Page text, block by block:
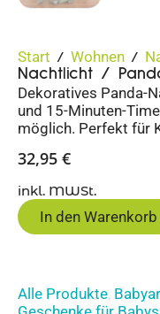
Start / Wohnen /
Nachtlicht /
Dekoratives Panda-
und 15-Minuten-
möglich. Perfekt für
32,95 €
inkl. MWSt.
In den Warenkorb
Alle Produkte,